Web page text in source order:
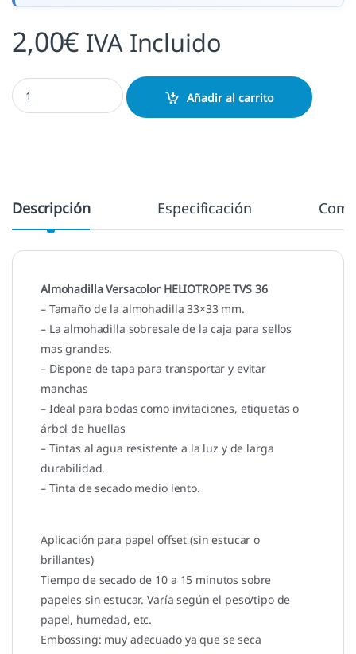
2,00€ IVA Incluido
Heliotrope - TVS 36 cantidad
Añadir al carrito
Descripción Especificación
Almohadilla Versacolor HELIOTROPE TVS 36
– Tamaño de la almohadilla 33×33 mm.
– La almohadilla sobresale de la caja para sellos
mas grandes.
– Dispone de tapa para transportar y evitar
manchas
– Ideal para bodas como invitaciones, etiquetas o
árbol de huellas
– Tintas al agua resistente a la luz y de larga
durabilidad.
– Tinta de secado medio lento.
Aplicación para papel offset (sin estucar o
brillantes)
Tiempo de secado de 10 a 15 minutos sobre
papeles sin estucar. Varía según el peso/tipo de
papel, humedad, etc.
Embossing: muy adecuado ya que se seca